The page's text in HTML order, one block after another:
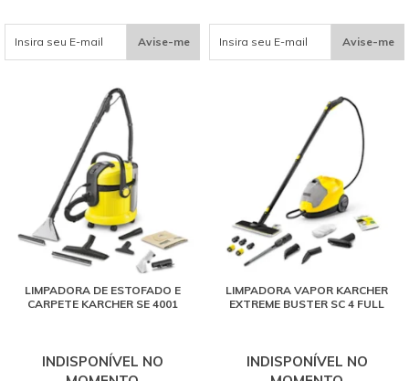
Avise-me Avise-me
LIMPADORA DE ESTOFADO E
CARPETE KARCHER SE 4001
INDISPONÍVEL NO
LIMPADORA VAPOR KARCHER
EXTREME BUSTER SC 4 FULL
INDISPONÍVEL NO